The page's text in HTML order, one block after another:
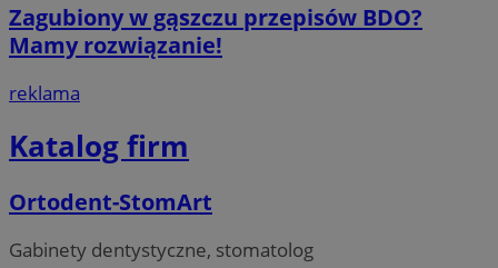
Zagubiony w gąszczu przepisów BDO?
Mamy rozwiązanie!
reklama
Katalog firm
Ortodent-StomArt
Gabinety dentystyczne, stomatolog